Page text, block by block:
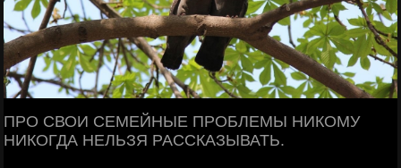
ПРО СВОИ СЕМЕЙНЫЕ ПРОБЛЕМЫ НИКОМУ
НИКОГДА НЕЛЬЗЯ РАССКАЗЫВАТЬ.